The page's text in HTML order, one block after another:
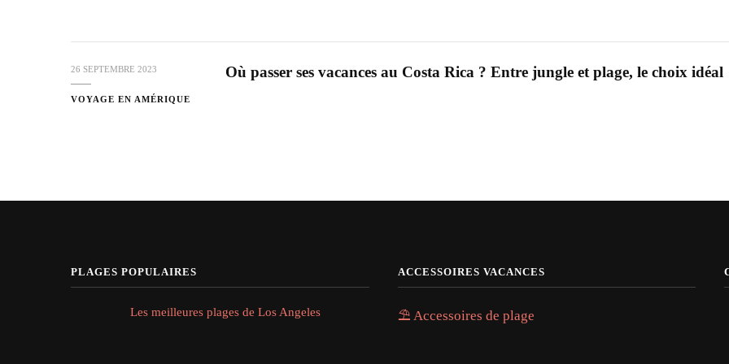
26 SEPTEMBRE 2023
VOYAGE EN AMÉRIQUE
Où passer ses vacances au Costa Rica ? Entre jungle et plage, le choix idéal
PLAGES POPULAIRES
Les meilleures plages de Los Angeles
ACCESSOIRES VACANCES
⛱️ Accessoires de plage